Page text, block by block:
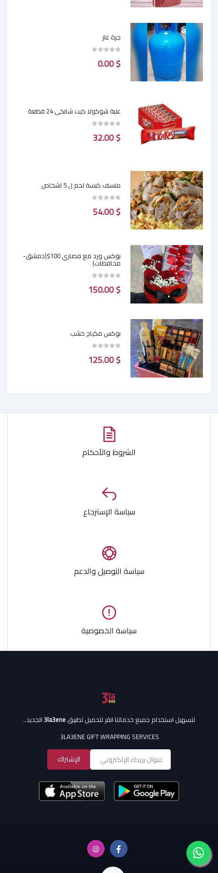
جرة غاز
$ 0.00
علبة شوكولا كيت شانكي 24 قطعة
$ 32.00
منسف كبسة لحم ل 5 اشخاص
$ 54.00
بوكس ورد مع مصاري 100$(دمشق-
محافظات)
$ 150.00
بوكس مكياج خشب
$ 125.00
الشروط والأحكام
سياسة الإسترجاع
سياسة التوصيل والدعم
سياسة الخصوصية
لتسهيل استخدام جميع خدماتنا انقر لتحميل تطبيق3la3eneالجديد..
3LA3ENE GIFT WRAPPING SERVICES
الإشتراك